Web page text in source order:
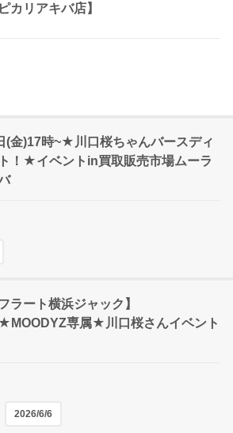
カリアキバ店】
(金)17時~★川口桜ちゃんバースディ
！★イベントin買取販売市場ムーラ
ラート横浜ジャック】
専属★川口桜さんイベント
2026/6/6